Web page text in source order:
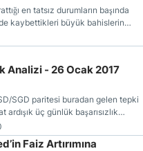
en tatsız durumların başında
kaybettikleri büyük bahislerin
olmasıdır.
USD/SGD Teknik Analizi - 26 Ocak 2017
SGD paritesi buradan gelen tepki
üç günlük başarısızlık
Faiz Artırımına